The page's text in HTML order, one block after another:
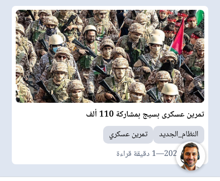
تمرین عسکری بسیج بمشارکة 110 ألف
شخص
النظام_الجديد
تمرين عسكري
2025-01-12
—1 دقيقة قراءة